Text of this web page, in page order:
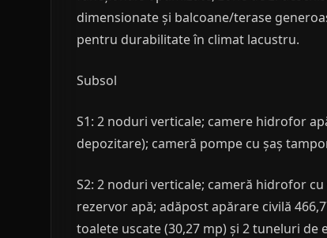
dimensionate și balcoane/terase
pentru durabilitate în climat lacustru.
Subsol
S1: 2 noduri verticale; camere hidrofor
depozitare); cameră pompe cu șaș
S2: 2 noduri verticale; cameră hidrofor
rezervor apă; adăpost apărare civilă
toalete uscate (30,27 mp) și 2 tuneluri de